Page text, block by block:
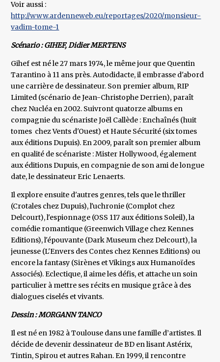
Voir aussi :
http://www.ardenneweb.eu/reportages/2020/monsieur-
vadim-tome-1
Scénario : GIHEF, Didier MERTENS
Gihef est né le 27 mars 1974, le même jour que Quentin
Tarantino à 11 ans près. Autodidacte, il embrasse d'abord
une carrière de dessinateur. Son premier album, RIP
Limited (scénario de Jean-Christophe Derrien), paraît
chez Nucléa en 2002. Suivront quatorze albums en
compagnie du scénariste Joël Callède : Enchaînés (huit
tomes chez Vents d'Ouest) et Haute Sécurité (six tomes
aux éditions Dupuis). En 2009, paraît son premier album
en qualité de scénariste : Mister Hollywood, également
aux éditions Dupuis, en compagnie de son ami de longue
date, le dessinateur Eric Lenaerts.
Il explore ensuite d'autres genres, tels que le thriller
(Crotales chez Dupuis), l'uchronie (Complot chez
Delcourt), l'espionnage (OSS 117 aux éditions Soleil), la
comédie romantique (Greenwich Village chez Kennes
Editions), l'épouvante (Dark Museum chez Delcourt), la
jeunesse (L'Envers des Contes chez Kennes Editions) ou
encore la fantasy (Sirènes et Vikings aux Humanoïdes
Associés). Eclectique, il aime les défis, et attache un soin
particulier à mettre ses récits en musique grâce à des
dialogues ciselés et vivants.
Dessin : MORGANN TANCO
Il est né en 1982 à Toulouse dans une famille d’artistes. Il
décide de devenir dessinateur de BD en lisant Astérix,
Tintin, Spirou et autres Rahan. En 1999, il rencontre